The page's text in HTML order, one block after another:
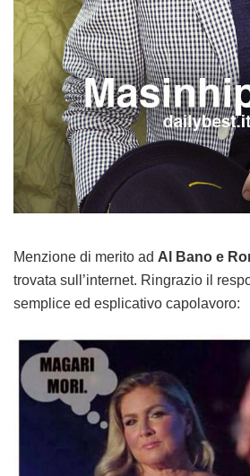
Menzione di merito ad Al Bano e
trovata sull’internet. Ringrazio il
semplice ed esplicativo capolavoro: